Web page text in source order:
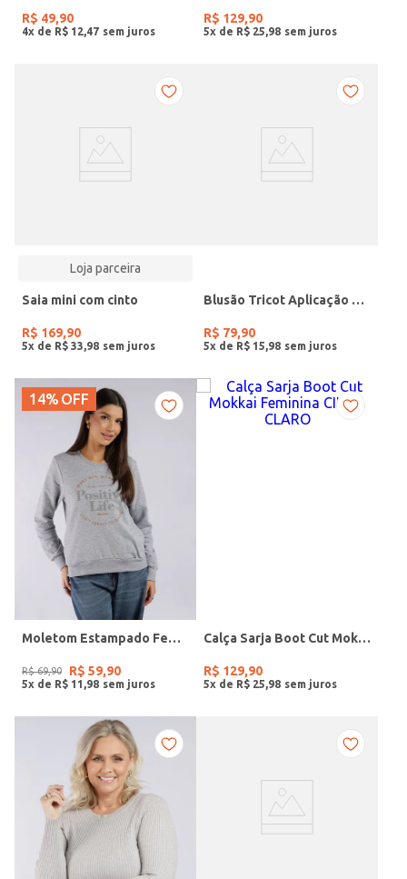
R$ 49,90
4x de R$ 12 47
R$ 129,90
5x de R$ 25 98
Loja parceira
Saia mini com cinto
R$ 169,90
5x de R$ 33 98
Blusão Tricot Aplicação Pérolas Feminino CINZA CLARO
R$ 79,90
5x de R$ 15 98
14% OFF
Moletom Estampado Feminino MESCLA
R$ 69,90 R$ 59,90
5x de R$ 11 98
Calça Sarja Boot Cut Mokkai Feminina CINZA CLARO
R$ 129,90
5x de R$ 25 98